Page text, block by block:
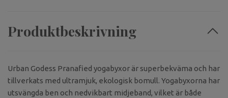
Produktbeskrivning
Urban Godess Pranafied yogabyxor är superbekväma och har
tillverkats med ultramjuk, ekologisk bomull. Yogabyxorna har
utsvängda ben och nedvikbart midjeband, vilket är både